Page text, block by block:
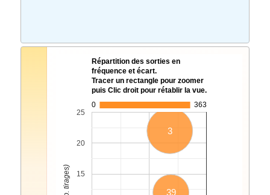
Répartition des sorties en
fréquence et écart.
Tracer un rectangle pour zoomer
puis Clic droit pour rétablir la vue.
0
363
3
39
15
20
25